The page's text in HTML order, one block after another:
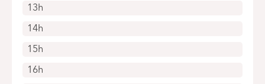
13h
14h
15h
16h